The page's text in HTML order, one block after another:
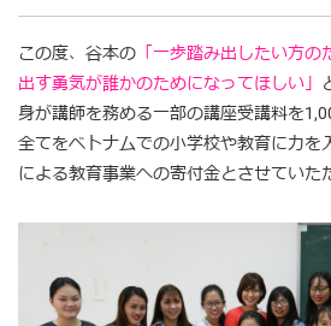
この度、谷本の 「一歩踏み出したい方
出す勇気が誰かのためになってほしい」
身が講師を務める一部の講座受講料を
全てをベトナムでの小学校や教育に力を
による教育事業への寄付金とさせていた